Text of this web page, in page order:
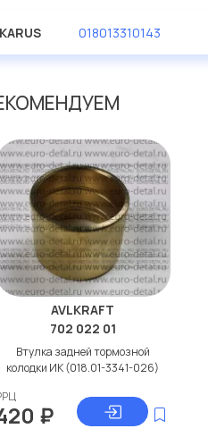
018013310143
AVLKRAFT
702 022 01
Втулка задней тормозной
колодки ИК (018.01-3341-026)
₽